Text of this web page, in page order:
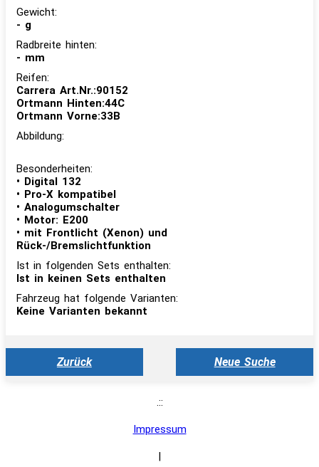
Gewicht:
- g
Radbreite hinten:
- mm
Reifen:
Carrera Art.Nr.:90152
Ortmann Hinten:44C
Ortmann Vorne:33B
Abbildung:
Besonderheiten:
• Digital 132
• Pro-X kompatibel
• Analogumschalter
• Motor: E200
• mit Frontlicht (Xenon) und
Rück-/Bremslichtfunktion
Ist in folgenden Sets enthalten:
Ist in keinen Sets enthalten
Fahrzeug hat folgende Varianten:
Keine Varianten bekannt
Zurück Neue Suche
.::
Impressum
|